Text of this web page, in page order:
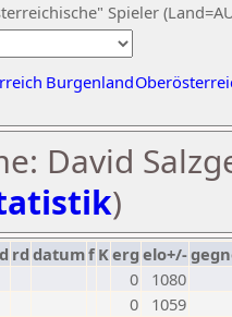
Spieler
Burgenland
David
)
rd datumf Kerg elo+/-
0
1080
0
1059